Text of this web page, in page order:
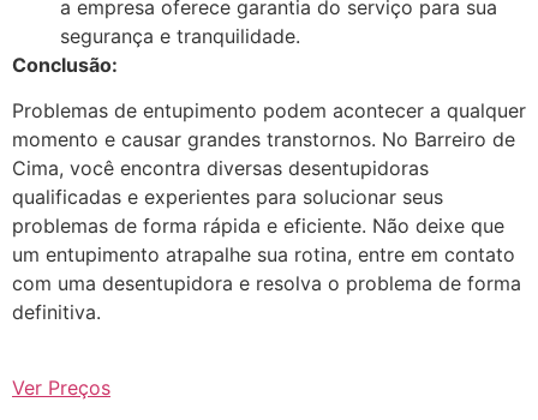
a empresa oferece garantia do serviço para sua
segurança e tranquilidade.
Conclusão:
Problemas de entupimento podem acontecer a qualquer
momento e causar grandes transtornos. No Barreiro de
Cima, você encontra diversas desentupidoras
qualificadas e experientes para solucionar seus
problemas de forma rápida e eficiente. Não deixe que
um entupimento atrapalhe sua rotina, entre em contato
com uma desentupidora e resolva o problema de forma
definitiva.
Ver Preços